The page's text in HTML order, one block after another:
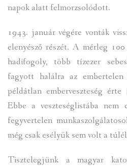
napok alatt felmorzsolódott.
1943. január végére vonták
elenyésző részét. A mérleg
hadifogoly, több tízezer
fagyott halálra az embertelen
példátlan emberveszteség
Ebbe a veszteséglistába nem
fegyvertelen
még csak esélyük sem volt a
Tisztelegjünk a magyar